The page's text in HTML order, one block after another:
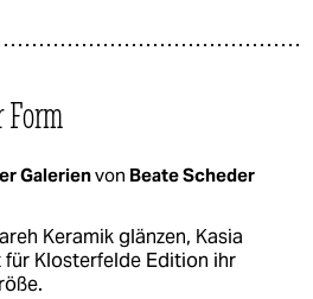
Form
Galerienvon Beate Scheder
Keramik glänzen, Kasia
Klosterfelde Edition ihr